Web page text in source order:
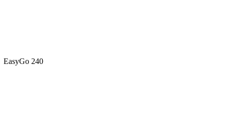
EasyGo 240